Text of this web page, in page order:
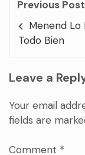
Previous Post
Menend Lo
Todo Bien
Leave a
Your email
fields are
Comment *